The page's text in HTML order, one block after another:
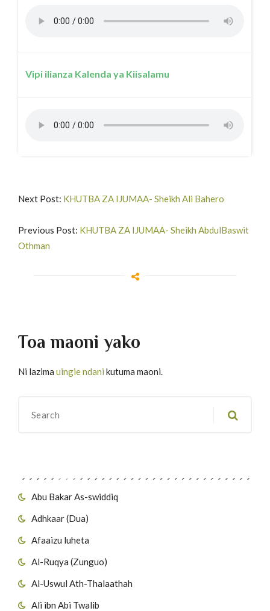
Abu Bakar As-swiddiq
Adhkaar (Dua)
Afaaizu luheta
Al-Ruqya (Zunguo)
Al-Uswul Ath-Thalaathah
Ali ibn Abi Twalib
Vipi ilianza Kalenda ya Kiisalamu
Next Post: KHUTBA ZA IJUMAA- Sheikh Ali Bahero
Previous Post: KHUTBA ZA IJUMAA- Sheikh AbdulBaswit
Othman
Toa maoni yako
Ni lazima uingie ndani kutuma maoni.